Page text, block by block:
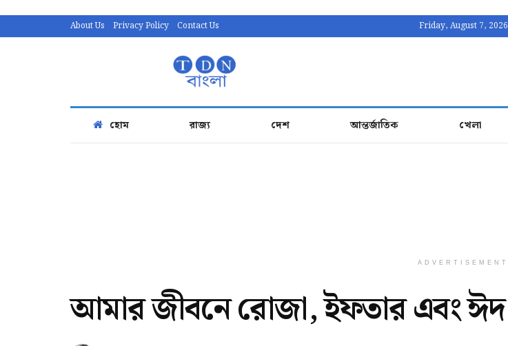
About Us Privacy Policy Contact Us Friday, August 7, 2026
হোম রাজ্য দেশ আন্তর্জাতিক খেলা
ADVERTISEMENT
আমার জীবনে রোজা, ইফতার এবং ঈদ